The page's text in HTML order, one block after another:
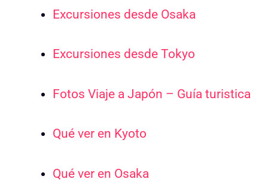
Excursiones desde Osaka
Excursiones desde Tokyo
Fotos Viaje a Japón – Guía turistica
Qué ver en Kyoto
Qué ver en Osaka